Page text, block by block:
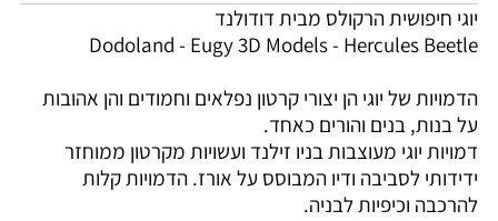
יוגי חיפושית הרקולס מבית דודולנד
Dodoland - Eugy 3D Models - Hercules Beetle
הדמויות של יוגי הן יצורי קרטון נפלאים וחמודים והן אהובות
על בנות, בנים והורים כאחד.
דמויות יוגי מעוצבות בניו זילנד ועשויות מקרטון ממוחזר
ידידותי לסביבה ודיו המבוסס על אורז. הדמויות קלות
להרכבה וכיפיות לבניה.